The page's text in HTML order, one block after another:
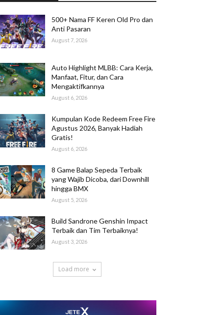
500+ Nama FF Keren Old Pro dan
Anti Pasaran
August 7, 2026
Auto Highlight MLBB: Cara Kerja,
Manfaat, Fitur, dan Cara
Mengaktifkannya
August 6, 2026
Kumpulan Kode Redeem Free Fire
Agustus 2026, Banyak Hadiah
Gratis!
August 6, 2026
8 Game Balap Sepeda Terbaik
yang Wajib Dicoba, dari Downhill
hingga BMX
August 5, 2026
Build Sandrone Genshin Impact
Terbaik dan Tim Terbaiknya!
August 3, 2026
Load more